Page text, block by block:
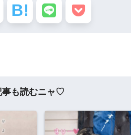
事も読むニャ♡